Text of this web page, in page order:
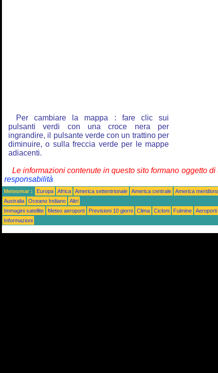
Per cambiare la mappa : fare clic sui
pulsanti verdi con una croce nera per
ingrandire, il pulsante verde con un trattino per
diminuire, o sulla freccia verde per le mappe
adiacenti.
Le informazioni contenute in questo sito formano oggetto
responsabilità
Meteomar : Europa Africa America settentrionale America centrale
America
Australia
Oceano Indiano
Altri
Immagini satellite
Meteo aeroporti Previsioni 10 giorni Clima Cicloni Fulmine
Aeroporti
Informazioni